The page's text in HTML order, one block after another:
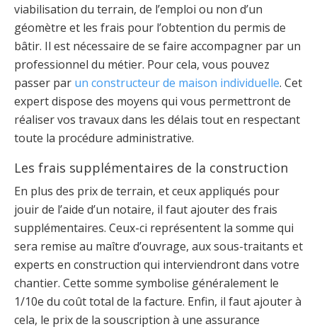
viabilisation du terrain, de l’emploi ou non d’un
géomètre et les frais pour l’obtention du permis de
bâtir. Il est nécessaire de se faire accompagner par un
professionnel du métier. Pour cela, vous pouvez
passer par un constructeur de maison individuelle. Cet
expert dispose des moyens qui vous permettront de
réaliser vos travaux dans les délais tout en respectant
toute la procédure administrative.
Les frais supplémentaires de la construction
En plus des prix de terrain, et ceux appliqués pour
jouir de l’aide d’un notaire, il faut ajouter des frais
supplémentaires. Ceux-ci représentent la somme qui
sera remise au maître d’ouvrage, aux sous-traitants et
experts en construction qui interviendront dans votre
chantier. Cette somme symbolise généralement le
1/10e du coût total de la facture. Enfin, il faut ajouter à
cela, le prix de la souscription à une assurance